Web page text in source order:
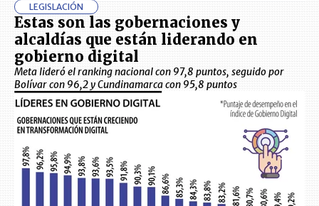
LEGISLACIÓN
Estas son las gobernaciones y
alcaldías que están liderando en
gobierno digital
Meta lideró el ranking nacional con 97,8 puntos, seguido por
Bolívar con 96,2 y Cundinamarca con 95,8 puntos